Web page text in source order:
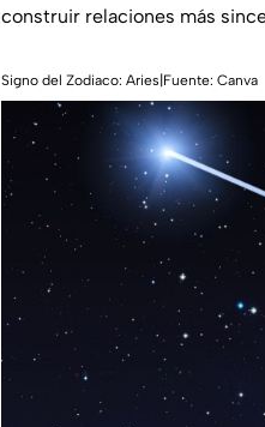
construir relaciones más
Signo del Zodiaco: Aries|Fuente: Canva